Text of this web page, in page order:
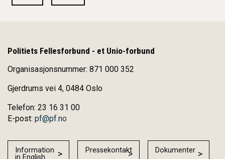
Politiets Fellesforbund - et Unio-forbund
Organisasjonsnummer: 871 000 352
Gjerdrums vei 4, 0484 Oslo
Telefon: 23 16 31 00
E-post: pf@pf.no
Information
in English
Pressekontakt Dokumenter